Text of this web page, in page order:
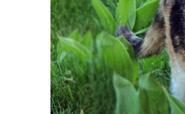
Anne Kedi
Reddeder
22.05.2020
Evde
Küçük Kedi
22.05.2020